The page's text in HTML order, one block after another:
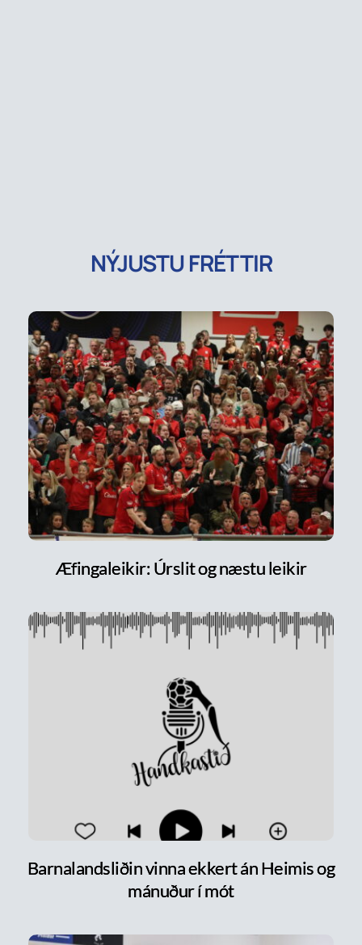
NÝJUSTU FRÉTTIR
Æfingaleikir: Úrslit og næstu leikir
Barnalandsliðin vinna ekkert án Heimis og
mánuður í mót